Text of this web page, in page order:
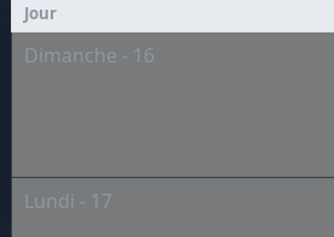
Jour
Dimanche - 16
Lundi - 17